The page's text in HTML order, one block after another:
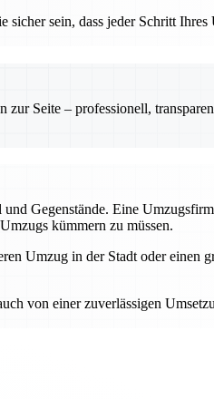
sein, dass jeder Schritt
zur Seite – professionell,
Gegenstände. Eine
kümmern zu müssen.
Umzug in der Stadt oder einen
von einer zuverlässigen